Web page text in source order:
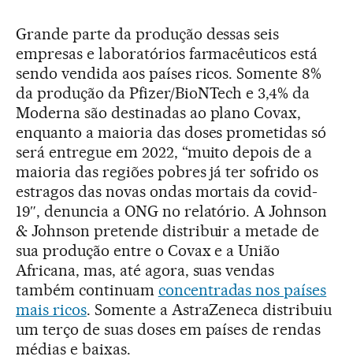
Grande parte da produção dessas seis
empresas e laboratórios farmacêuticos está
sendo vendida aos países ricos. Somente 8%
da produção da Pfizer/BioNTech e 3,4% da
Moderna são destinadas ao plano Covax,
enquanto a maioria das doses prometidas só
será entregue em 2022, “muito depois de a
maioria das regiões pobres já ter sofrido os
estragos das novas ondas mortais da covid-
19″, denuncia a ONG no relatório. A Johnson
& Johnson pretende distribuir a metade de
sua produção entre o Covax e a União
Africana, mas, até agora, suas vendas
também continuam concentradas nos países
mais ricos. Somente a AstraZeneca distribuiu
um terço de suas doses em países de rendas
médias e baixas.